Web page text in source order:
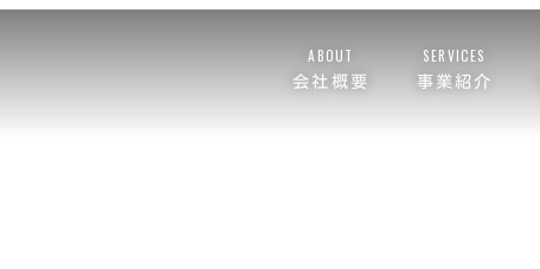
ABOUT
会社概要
SERVICES
事業紹介